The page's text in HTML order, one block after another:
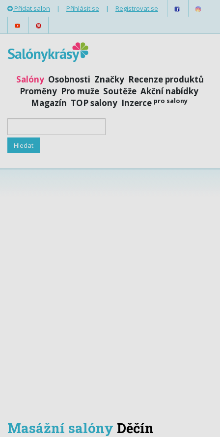
Přidat salon | Přihlásit se | Registrovat se
Salóny Osobnosti Značky Recenze produktů
Proměny Pro muže Soutěže Akční nabídky
Magazín TOP salony Inzerce pro salony
Masážní salóny Děčín